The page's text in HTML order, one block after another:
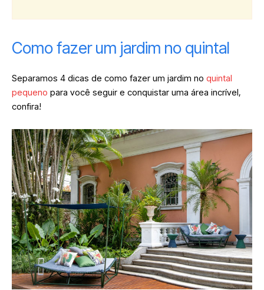
Como fazer um jardim no quintal
Separamos 4 dicas de como fazer um jardim no quintal
pequeno para você seguir e conquistar uma área incrível,
confira!